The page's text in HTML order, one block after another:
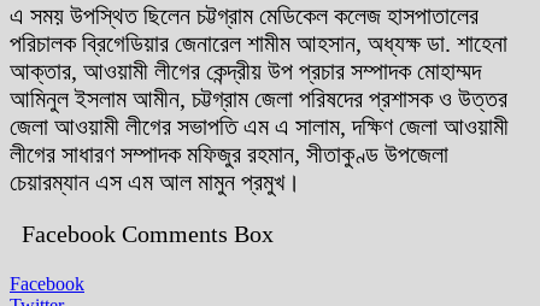
এ সময় উপস্থিত ছিলেন চট্টগ্রাম মেডিকেল কলেজ হাসপাতালের
পরিচালক ব্রিগেডিয়ার জেনারেল শামীম আহসান, অধ্যক্ষ ডা. শাহেনা
আক্তার, আওয়ামী লীগের কেন্দ্রীয় উপ প্রচার সম্পাদক মোহাম্মদ
আমিনুল ইসলাম আমীন, চট্টগ্রাম জেলা পরিষদের প্রশাসক ও উত্তর
জেলা আওয়ামী লীগের সভাপতি এম এ সালাম, দক্ষিণ জেলা আওয়ামী
লীগের সাধারণ সম্পাদক মফিজুর রহমান, সীতাকুণ্ড উপজেলা
চেয়ারম্যান এস এম আল মামুন প্রমুখ।
Facebook Comments Box
Facebook